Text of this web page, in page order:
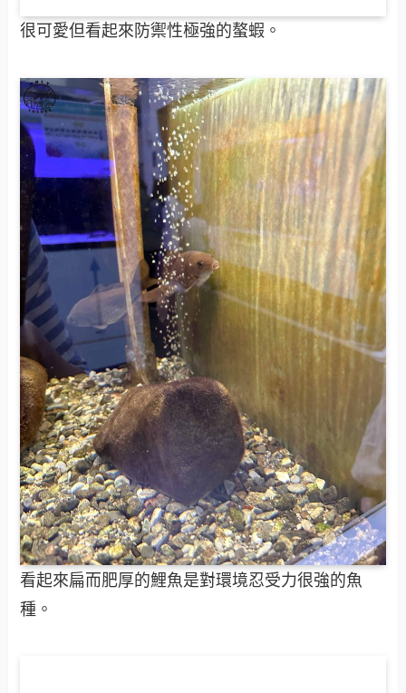
很可愛但看起來防禦性極強的螯蝦。
看起來扁而肥厚的鯉魚是對環境忍受力很強的魚
種。